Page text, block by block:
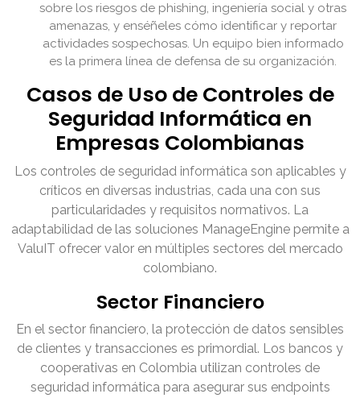
sobre los riesgos de phishing, ingeniería social y otras
amenazas, y enséñeles cómo identificar y reportar
actividades sospechosas. Un equipo bien informado
es la primera línea de defensa de su organización.
Casos de Uso de Controles de
Seguridad Informática en
Empresas Colombianas
Los controles de seguridad informática son aplicables y
críticos en diversas industrias, cada una con sus
particularidades y requisitos normativos. La
adaptabilidad de las soluciones ManageEngine permite a
ValuIT ofrecer valor en múltiples sectores del mercado
colombiano.
Sector Financiero
En el sector financiero, la protección de datos sensibles
de clientes y transacciones es primordial. Los bancos y
cooperativas en Colombia utilizan controles de
seguridad informática para asegurar sus endpoints